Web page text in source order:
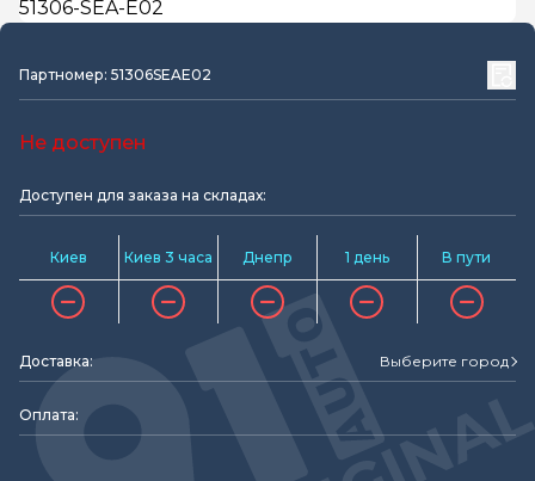
Партномер: 51306SEAE02
Не доступен
Доступен для заказа на складах:
Киев Киев 3 часа Днепр 1 день В пути
Доставка: Выберите город
Оплата: